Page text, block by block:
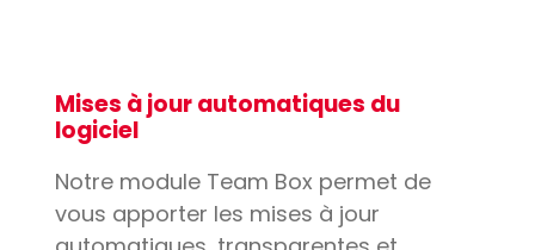
Mises à jour automatiques du
logiciel
Notre module Team Box permet de
vous apporter les mises à jour